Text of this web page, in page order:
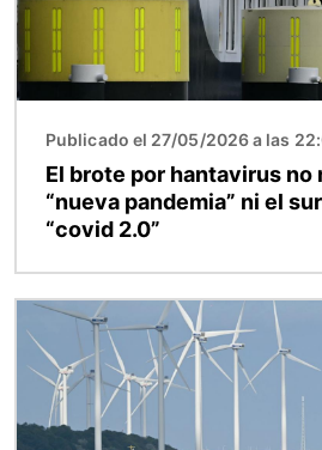
Publicado el 27/05/2026 a las
El brote por hantavirus no
“nueva pandemia” ni el
“covid 2.0”
Imagen